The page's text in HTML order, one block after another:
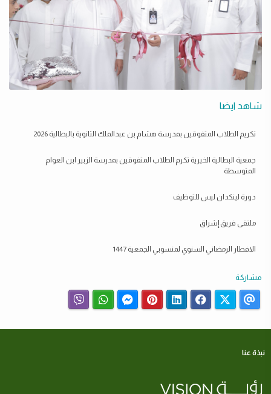
شاهد ايضا
تكريم الطلاب المتفوقين بمدرسة هشام بن عبدالملك الثانوية بالبطالية 2026
جمعية البطالية الخيرية تكرم الطلاب المتفوقين بمدرسة الزبير ابن العوام
المتوسطة
دورة لينكدان ليس للتوظيف
ملتقى فريق إشراق
الافطار الرمضاني السنوي لمنسوبي الجمعية 1447
مشاركة
نبذة عنا